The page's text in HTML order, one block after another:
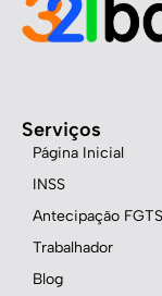
Serviços
Página Inicial
INSS
Antecipação FGTS
Trabalhador
Blog